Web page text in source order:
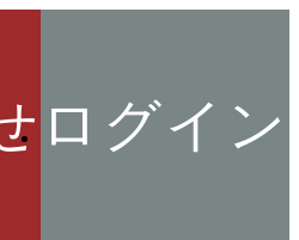
ログイン